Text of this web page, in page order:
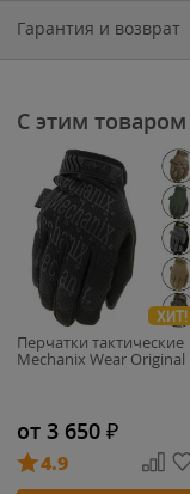
Гарантия и возврат
С этим
ХИТ!
Перчатки тактические
Mechanix Wear Original
от 3 650 ₽
4.9